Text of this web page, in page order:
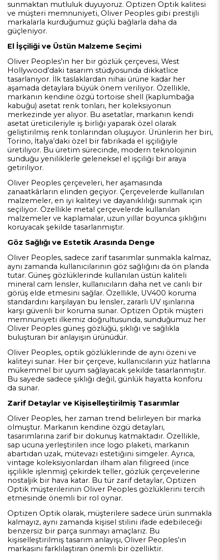
sunmaktan mutluluk duyuyoruz. Optizen Optik kalitesi
ve müşteri memnuniyeti, Oliver Peoples gibi prestijli
markalarla kurduğumuz güçlü bağlarla daha da
güçleniyor.
El İşçiliği ve Üstün Malzeme Seçimi
Oliver Peoples’ın her bir gözlük çerçevesi, West
Hollywood’daki tasarım stüdyosunda dikkatlice
tasarlanıyor. İlk taslaklardan nihai ürüne kadar her
aşamada detaylara büyük önem veriliyor. Özellikle,
markanın kendine özgü tortoise shell (kaplumbağa
kabuğu) asetat renk tonları, her koleksiyonun
merkezinde yer alıyor. Bu asetatlar, markanın kendi
asetat üreticileriyle iş birliği yaparak özel olarak
geliştirilmiş renk tonlarından oluşuyor. Ürünlerin her biri,
Torino, İtalya’daki özel bir fabrikada el işçiliğiyle
üretiliyor. Bu üretim sürecinde, modern teknolojinin
sunduğu yeniliklerle geleneksel el işçiliği bir araya
getiriliyor.
Oliver Peoples çerçeveleri, her aşamasında
zanaatkârların elinden geçiyor. Çerçevelerde kullanılan
malzemeler, en iyi kaliteyi ve dayanıklılığı sunmak için
seçiliyor. Özellikle metal çerçevelerde kullanılan
malzemeler ve kaplamalar, uzun yıllar boyunca şıklığını
koruyacak şekilde tasarlanmıştır.
Göz Sağlığı ve Estetik Arasında Denge
Oliver Peoples, sadece zarif tasarımlar sunmakla kalmaz,
aynı zamanda kullanıcılarının göz sağlığını da ön planda
tutar. Güneş gözlüklerinde kullanılan üstün kaliteli
mineral cam lensler, kullanıcıların daha net ve canlı bir
görüş elde etmesini sağlar. Özellikle, UV400 koruma
standardını karşılayan bu lensler, zararlı UV ışınlarına
karşı güvenli bir koruma sunar. Optizen Optik müşteri
memnuniyeti ilkemiz doğrultusunda, sunduğumuz her
Oliver Peoples güneş gözlüğü, şıklığı ve sağlıkla
buluşturan bir anlayışın ürünüdür.
Oliver Peoples, optik gözlüklerinde de aynı özeni ve
kaliteyi sunar. Her bir çerçeve, kullanıcıların yüz hatlarına
mükemmel bir uyum sağlayacak şekilde tasarlanmıştır.
Bu sayede sadece şıklığı değil, günlük hayatta konforu
da sunar.
Zarif Detaylar ve Kişiselleştirilmiş Tasarımlar
Oliver Peoples, her zaman trend belirleyen bir marka
olmuştur. Markanın kendine özgü detayları,
tasarımlarına zarif bir dokunuş katmaktadır. Özellikle,
sap ucuna yerleştirilen ince logo plaketi, markanın
abartıdan uzak, mütevazı estetiğini simgeler. Ayrıca,
vintage koleksiyonlardan ilham alan filigreed (ince
işçilikle işlenmiş) çekirdek teller, gözlük çerçevelerine
nostaljik bir hava katar. Bu tür zarif detaylar, Optizen
Optik müşterilerinin Oliver Peoples gözlüklerini tercih
etmesinde önemli bir rol oynar.
Optizen Optik olarak, müşterilere sadece ürün sunmakla
kalmayız, aynı zamanda kişisel stilini ifade edebileceği
benzersiz bir parça sunmayı amaçlarız. Bu
kişiselleştirilmiş tasarım anlayışı, Oliver Peoples’ın
markasını farklılaştıran önemli bir özelliktir.